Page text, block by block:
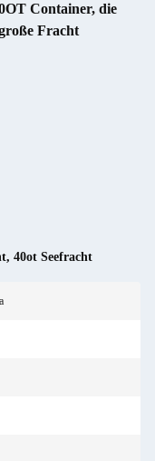
Container, die
Fracht
, 40ot Seefracht